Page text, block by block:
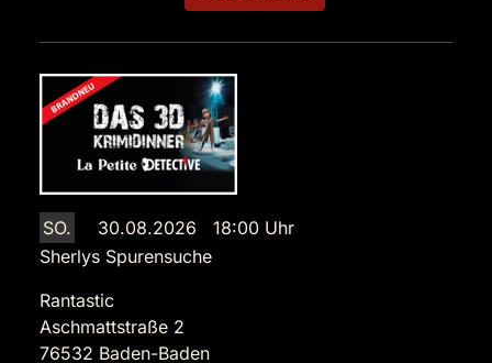
SO.
30.08.2026 18:00 Uhr
Sherlys Spurensuche
Rantastic
Aschmattstraße 2
76532 Baden-Baden